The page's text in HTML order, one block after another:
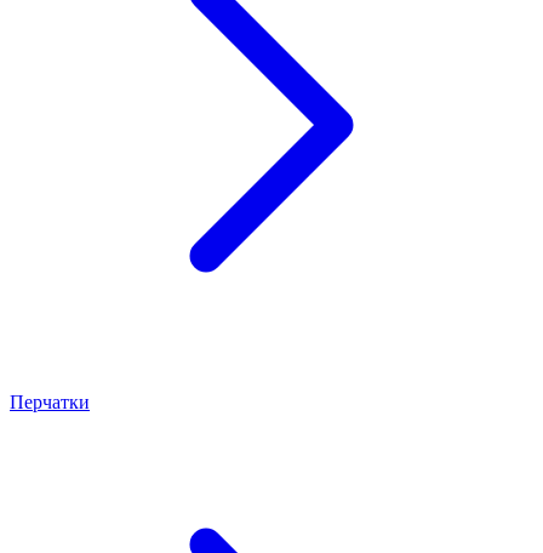
Перчатки